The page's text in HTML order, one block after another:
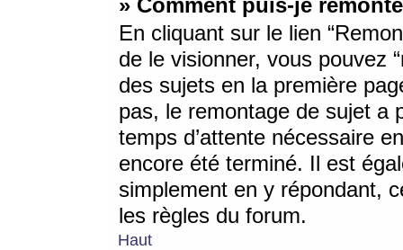
» Comment puis-je
En cliquant sur le lien
de le visionner, vous pouvez
des sujets en la première
pas, le remontage de sujet a
temps d’attente nécessaire
encore été terminé. Il est
simplement en y répondant,
les règles du forum.
Haut